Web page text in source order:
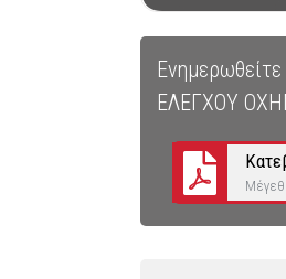
ΕΛΕΓΧΟΥ